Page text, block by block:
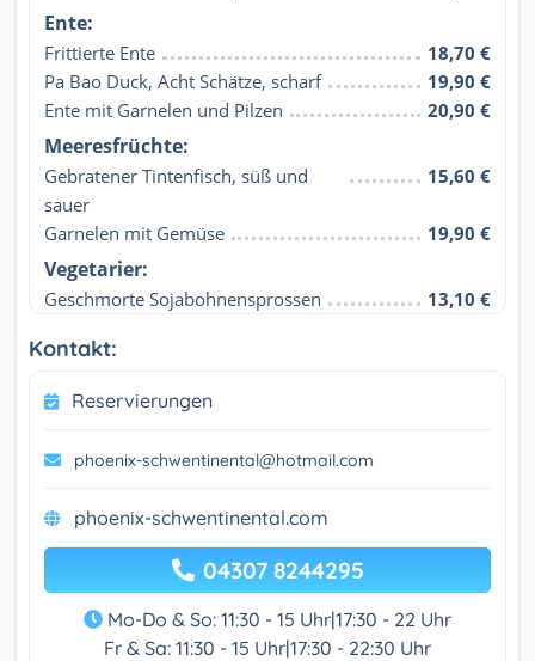
Ente:
Frittierte Ente
18,70 €
Pa Bao Duck, Acht Schätze, scharf
19,90 €
Ente mit Garnelen und Pilzen
20,90 €
Meeresfrüchte:
Gebratener Tintenfisch, süß und
sauer
15,60 €
Garnelen mit Gemüse 19,90 €
Vegetarier:
Geschmorte Sojabohnensprossen 13,10 €
Kontakt:
Reservierungen
phoenix-schwentinental@hotmail.com
phoenix-schwentinental.com
04307 8244295
Mo-Do & So: 11:30 - 15 Uhr|17:30 - 22 Uhr
Fr & Sa: 11:30 - 15 Uhr|17:30 - 22:30 Uhr